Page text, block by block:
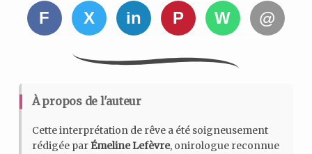
F X in P W @
À propos de l'auteur
Cette interprétation de rêve a été soigneusement
rédigée parÉmeline Lefèvre, onirologue reconnue